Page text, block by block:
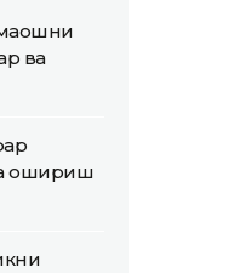
маошни
ва
ошириш